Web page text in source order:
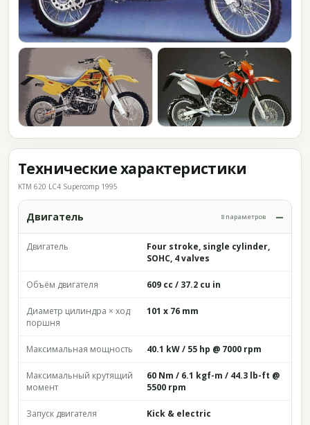
Технические характеристики
KTM 620 LC4 Supercomp 1995
Двигатель 8 параметров
Двигатель
Four stroke, single cylinder,
SOHC, 4 valves
Объём двигателя 609 cc / 37.2 cu in
Диаметр цилиндра × ход
поршня
101 x 76 mm
Максимальная мощность 40.1 kW / 55 hp @ 7000 rpm
Максимальный крутящий
момент
60 Nm / 6.1 kgf-m / 44.3 lb-ft @
5500 rpm
Запуск двигателя Kick & electric